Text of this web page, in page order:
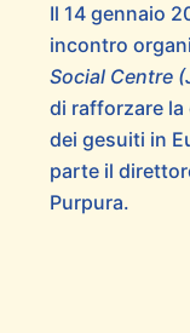
Il 14 gennaio
incontro
Social Centre
di rafforzare
dei gesuiti in
parte il
Purpura.